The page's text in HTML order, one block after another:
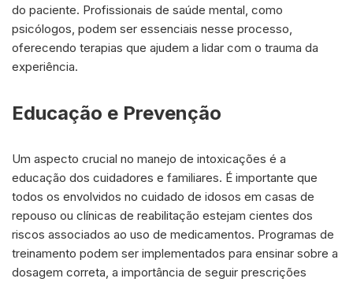
do paciente. Profissionais de saúde mental, como
psicólogos, podem ser essenciais nesse processo,
oferecendo terapias que ajudem a lidar com o trauma da
experiência.
Educação e Prevenção
Um aspecto crucial no manejo de intoxicações é a
educação dos cuidadores e familiares. É importante que
todos os envolvidos no cuidado de idosos em casas de
repouso ou clínicas de reabilitação estejam cientes dos
riscos associados ao uso de medicamentos. Programas de
treinamento podem ser implementados para ensinar sobre a
dosagem correta, a importância de seguir prescrições